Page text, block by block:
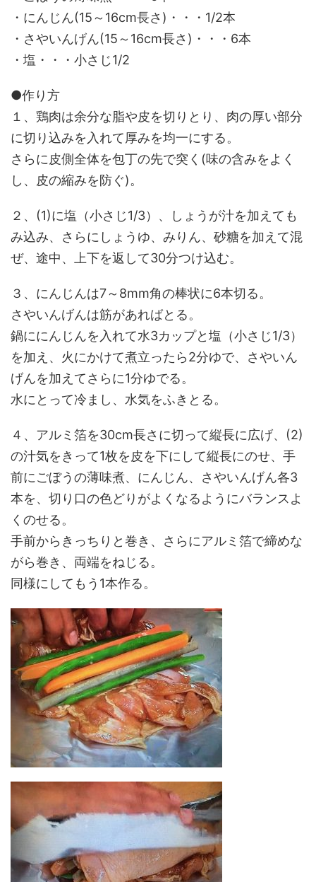
・にんじん(15～16cm長さ)・・・1/2本
・さやいんげん(15～16cm長さ)・・・6本
・塩・・・小さじ1/2
●作り方
１、鶏肉は余分な脂や皮を切りとり、肉の厚い部分
に切り込みを入れて厚みを均一にする。
さらに皮側全体を包丁の先で突く(味の含みをよく
し、皮の縮みを防ぐ)。
２、(1)に塩（小さじ1/3）、しょうが汁を加えても
み込み、さらにしょうゆ、みりん、砂糖を加えて混
ぜ、途中、上下を返して30分つけ込む。
３、にんじんは7～8mm角の棒状に6本切る。
さやいんげんは筋があればとる。
鍋ににんじんを入れて水3カップと塩（小さじ1/3）
を加え、火にかけて煮立ったら2分ゆで、さやいん
げんを加えてさらに1分ゆでる。
水にとって冷まし、水気をふきとる。
４、アルミ箔を30cm長さに切って縦長に広げ、(2)
の汁気をきって1枚を皮を下にして縦長にのせ、手
前にごぼうの薄味煮、にんじん、さやいんげん各3
本を、切り口の色どりがよくなるようにバランスよ
くのせる。
手前からきっちりと巻き、さらにアルミ箔で締めな
がら巻き、両端をねじる。
同様にしてもう1本作る。